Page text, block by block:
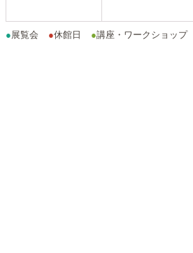
●展覧会 ●休館日 ●講座・ワークショップ